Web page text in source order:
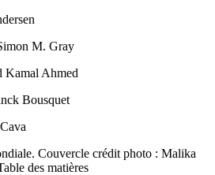
M. Gray
Kamal Ahmed
Bousquet
Couvercle crédit photo : Malika
des matières